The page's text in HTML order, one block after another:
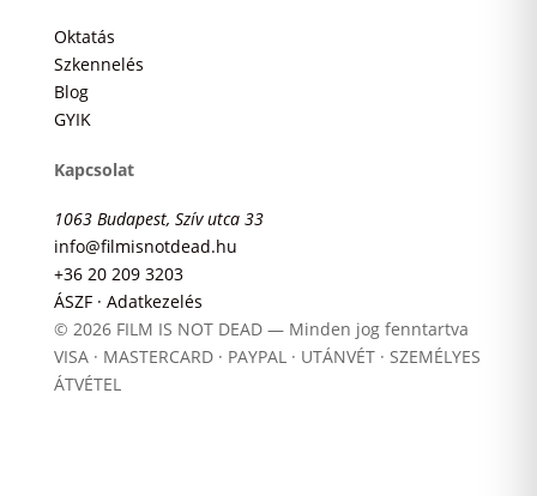
Oktatás
Szkennelés
Blog
GYIK
Kapcsolat
1063 Budapest, Szív utca 33
info@filmisnotdead.hu
+36 20 209 3203
ÁSZF · Adatkezelés
© 2026 FILM IS NOT DEAD — Minden jog fenntartva
VISA · MASTERCARD · PAYPAL · UTÁNVÉT · SZEMÉLYES
ÁTVÉTEL